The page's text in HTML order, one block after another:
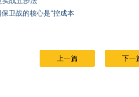
卫战的核心是“控成本
上一篇 下一